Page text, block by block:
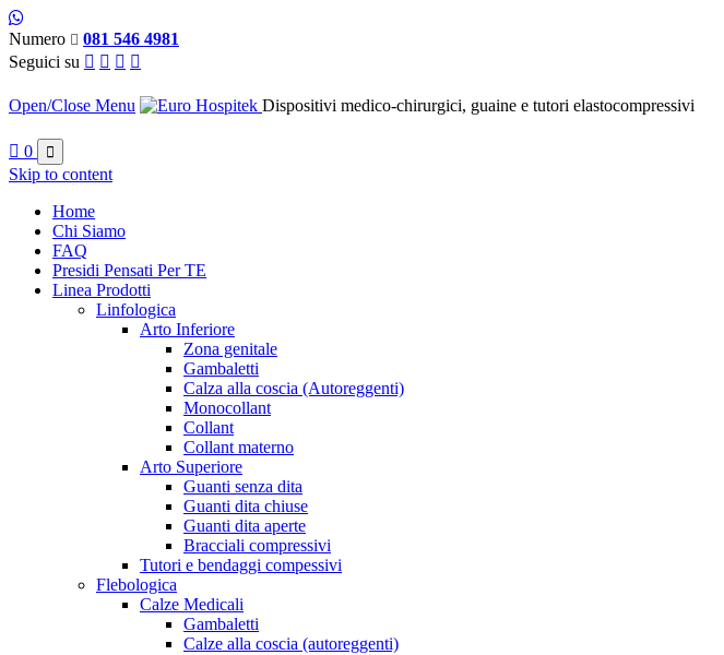
Numero  081 546 4981
Seguici su    
Open/Close Menu Dispositivi medico-chirurgici, guaine e tutori elastocompressivi
 0 
Skip to content
Home
Chi Siamo
FAQ
Presidi Pensati Per TE
Linea Prodotti
Linfologica
Arto Inferiore
Zona genitale
Gambaletti
Calza alla coscia (Autoreggenti)
Monocollant
Collant
Collant materno
Arto Superiore
Guanti senza dita
Guanti dita chiuse
Guanti dita aperte
Bracciali compressivi
Tutori e bendaggi compessivi
Flebologica
Calze Medicali
Gambaletti
Calze alla coscia (autoreggenti)